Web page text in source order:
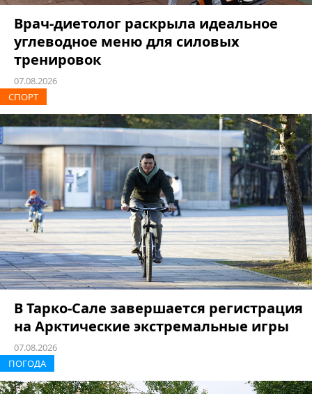
Врач-диетолог раскрыла идеальное
углеводное меню для силовых
тренировок
07.08.2026
СПОРТ
В Тарко-Сале завершается регистрация
на Арктические экстремальные игры
07.08.2026
ПОГОДА